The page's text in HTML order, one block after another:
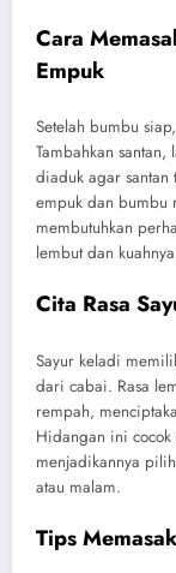
Cara
Empuk
Setelah bumbu
Tambahkan
diaduk agar
empuk dan bumbu
membutuhkan
lembut dan
Cita Rasa
Sayur keladi
dari cabai. Rasa
rempah,
Hidangan ini
menjadikannya
atau malam.
Tips